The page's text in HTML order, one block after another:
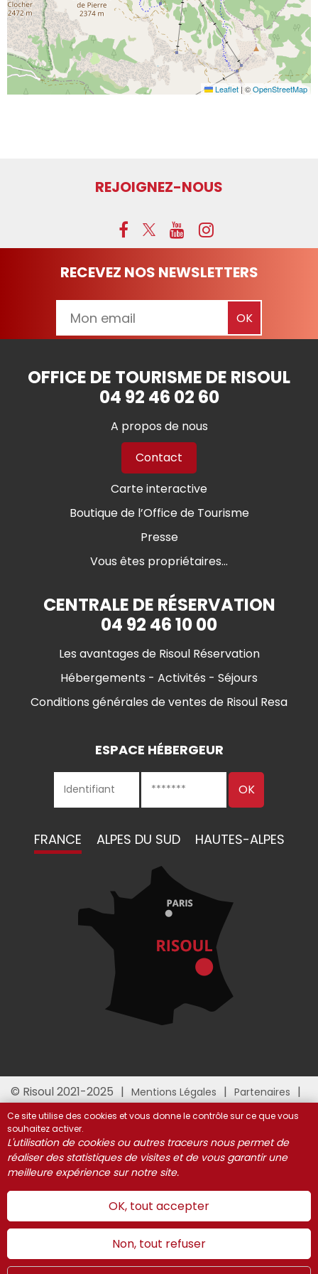
Leaflet|©OpenStreetMap
REJOIGNEZ-NOUS
RECEVEZ NOS NEWSLETTERS
OFFICE DE TOURISME DE RISOUL
04 92 46 02 60
A propos de nous
Contact
Carte interactive
Boutique de l’Office de Tourisme
Presse
Vous êtes propriétaires...
CENTRALE DE RÉSERVATION
04 92 46 10 00
Les avantages de Risoul Réservation
Hébergements - Activités - Séjours
Conditions générales de ventes de Risoul Resa
ESPACE HÉBERGEUR
FRANCE ALPES DU SUD HAUTES-ALPES
© Risoul 2021-2025 Mentions Légales
Partenaires
Gestion des cookies
Ce site utilise des cookies et vous donne le contrôle sur ce que vous
souhaitez activer.
L'utilisation de cookies ou autres traceurs nous permet de
réaliser des statistiques de visites et de vous garantir une
meilleure expérience sur notre site.
OK, tout accepter
Non, tout refuser